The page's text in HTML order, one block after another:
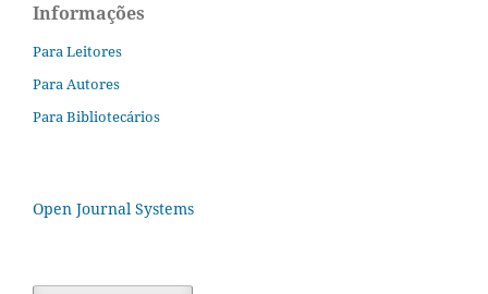
Informações
Para Leitores
Para Autores
Para Bibliotecários
Open Journal Systems